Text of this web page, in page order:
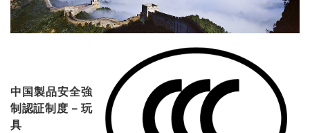
中国製品安全強
制認証制度 – 玩
具